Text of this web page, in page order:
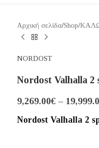
Αρχική σελίδα/Shop/
NORDOST
Nordost Valhalla 2
9,269.00€ –
Nordost Valhalla 2